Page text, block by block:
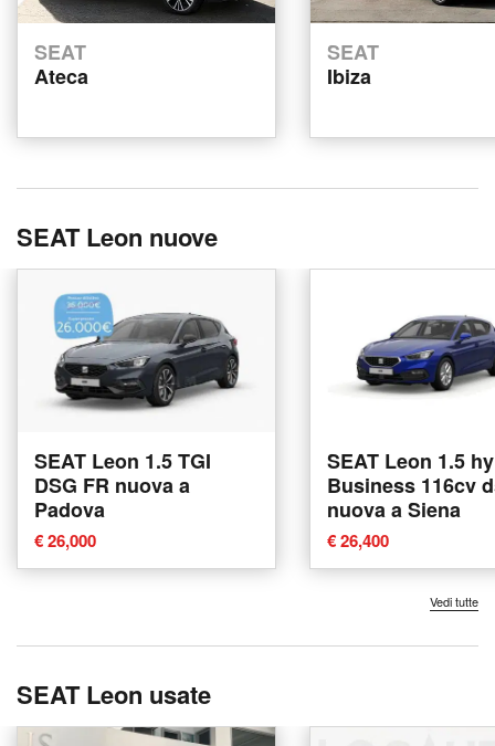
SEAT
Ateca
SEAT
Ibiza
SEAT Leon nuove
SEAT Leon 1.5 TGI
DSG FR nuova a
Padova
€ 26,000
SEAT Leon 1.5
Business 116cv
nuova a Siena
€ 26,400
Vedi tutte
SEAT Leon usate